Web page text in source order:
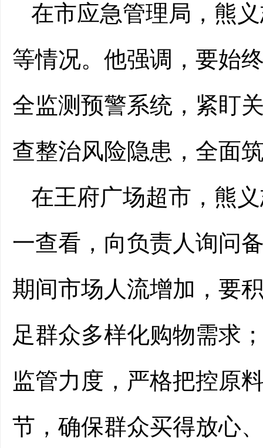
在市应急管理局，熊
等情况。他强调，要始
全监测预警系统，紧盯
查整治风险隐患，全面
在王府广场超市，熊
一查看，向负责人询问
期间市场人流增加，要
足群众多样化购物需求
监管力度，严格把控原
节，确保群众买得放心